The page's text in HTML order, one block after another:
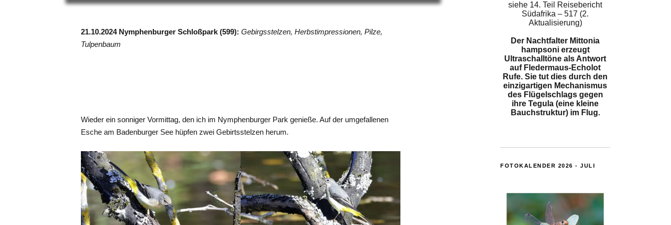
21.10.2024 Nymphenburger Schloßpark (599): Gebirgsstelzen, Herbstimpressionen, Pilze,
Tulpenbaum
Wieder ein sonniger Vormittag, den ich im Nymphenburger Park genieße. Auf der umgefallenen
Esche am Badenburger See hüpfen zwei Gebirtsstelzen herum.
siehe 14. Teil Reisebericht
Südafrika – 517 (2.
Aktualisierung)
Der Nachtfalter Mittonia
hampsoni erzeugt
Ultraschalltöne als Antwort
auf Fledermaus-Echolot
Rufe. Sie tut dies durch den
einzigartigen Mechanismus
des Flügelschlags gegen
ihre Tegula (eine kleine
Bauchstruktur) im Flug.
FOTOKALENDER 2026 - JULI